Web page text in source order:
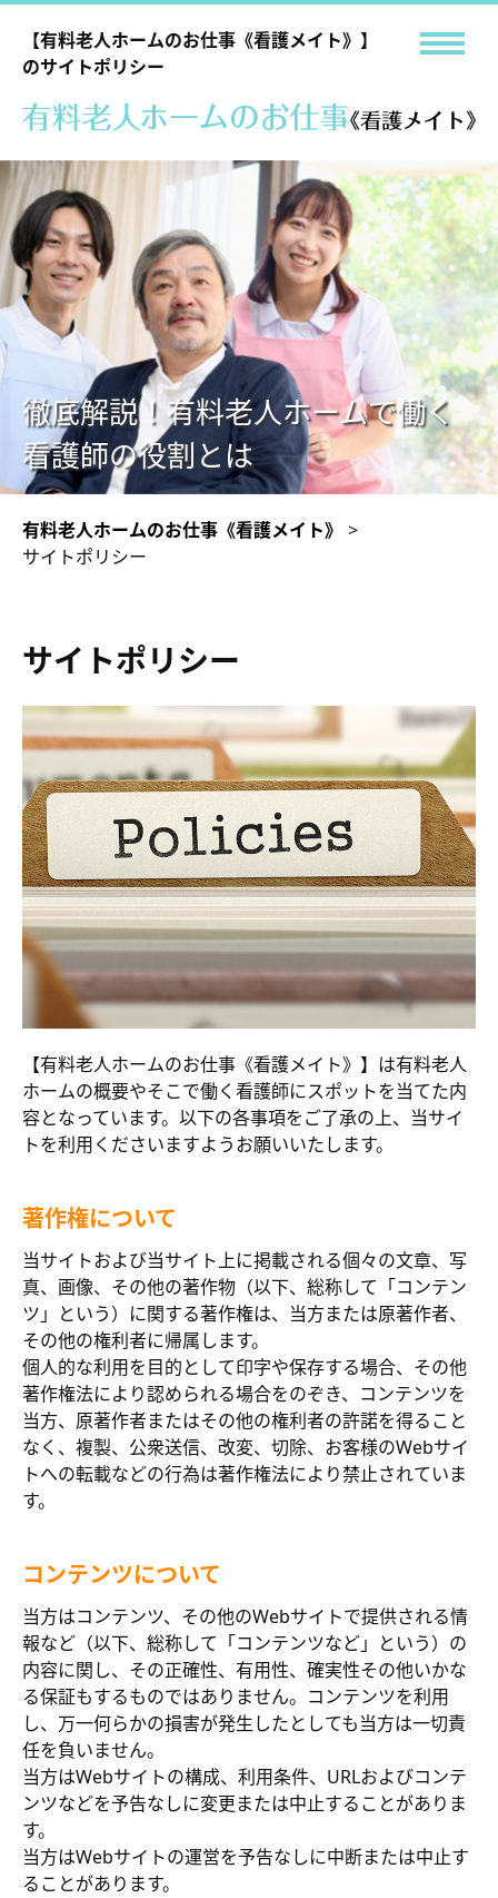
【有料老人ホームのお仕事《看護メイト》】
のサイトポリシー
徹底解説！有料老人ホームで働く
看護師の役割とは
有料老人ホームのお仕事《看護メイト》 >
サイトポリシー
サイトポリシー
【有料老人ホームのお仕事《看護メイト》】は有料老人
ホームの概要やそこで働く看護師にスポットを当てた内
容となっています。以下の各事項をご了承の上、当サイ
トを利用くださいますようお願いいたします。
著作権について
当サイトおよび当サイト上に掲載される個々の文章、写
真、画像、その他の著作物（以下、総称して「コンテン
ツ」という）に関する著作権は、当方または原著作者、
その他の権利者に帰属します。
個人的な利用を目的として印字や保存する場合、その他
著作権法により認められる場合をのぞき、コンテンツを
当方、原著作者またはその他の権利者の許諾を得ること
なく、複製、公衆送信、改変、切除、お客様のWebサイ
トへの転載などの行為は著作権法により禁止されていま
す。
コンテンツについて
当方はコンテンツ、その他のWebサイトで提供される情
報など（以下、総称して「コンテンツなど」という）の
内容に関し、その正確性、有用性、確実性その他いかな
る保証もするものではありません。コンテンツを利用
し、万一何らかの損害が発生したとしても当方は一切責
任を負いません。
当方はWebサイトの構成、利用条件、URLおよびコンテ
ンツなどを予告なしに変更または中止することがありま
す。
当方はWebサイトの運営を予告なしに中断または中止す
ることがあります。